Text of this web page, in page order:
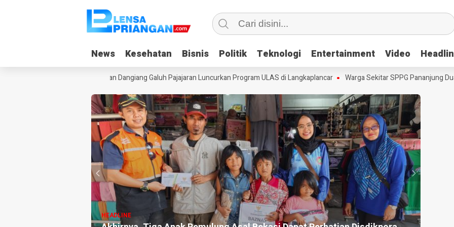
News Kesehatan Bisnis Politik Teknologi Entertainment Video
News Kesehatan Bisnis Politik Teknologi Entertainment Video
Gadget Saat Liburan, Yayasan Dangiang Galuh Pajajaran Luncurkan Program ULAS di Langkaplancar Warga Sekitar SPPG Pananjung Dua
HEADLINE